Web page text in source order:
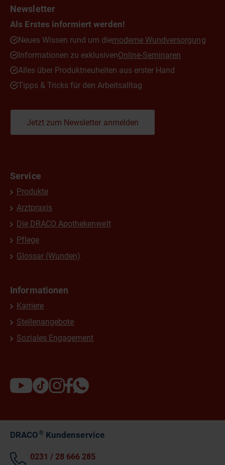
Newsletter
Als Erstes informiert werden!
Neues Wissen rund um diemoderne Wundversorgung
Informationen zu exklusivenOnline-Seminaren
Alles über Produktneuheiten aus erster Hand
Tipps & Tricks für den Arbeitsalltag
Jetzt zum Newsletter anmelden
Service
Produkte
Arztpraxis
Die DRACO Apothekenwelt
Pflege
Glossar (Wunden)
Informationen
Karriere
Stellenangebote
Soziales Engagement
DRACO®Kundenservice
0231 / 28 666 285